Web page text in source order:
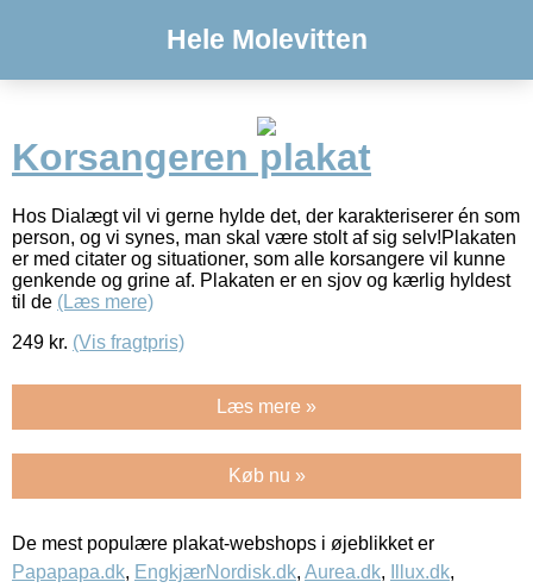
Hele Molevitten
Korsangeren plakat
Hos Dialægt vil vi gerne hylde det, der karakteriserer én som
person, og vi synes, man skal være stolt af sig selv!Plakaten
er med citater og situationer, som alle korsangere vil kunne
genkende og grine af. Plakaten er en sjov og kærlig hyldest
til de (Læs mere)
249 kr. (Vis fragtpris)
Læs mere »
Køb nu »
De mest populære plakat-webshops i øjeblikket er
Papapapa.dk, EngkjærNordisk.dk, Aurea.dk, Illux.dk,